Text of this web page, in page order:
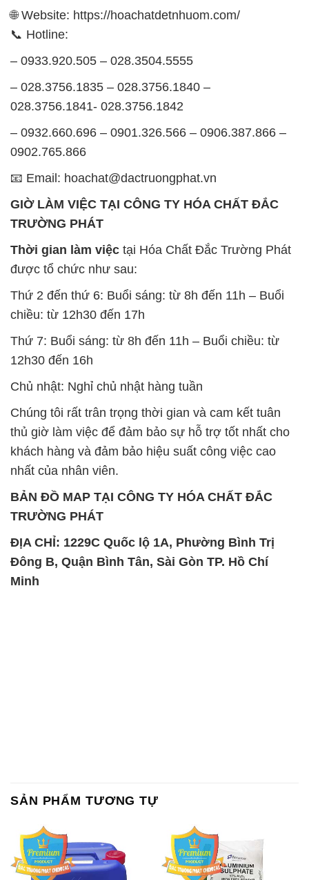
🌐 Website: https://hoachatdetnhuom.com/
📞 Hotline:
– 0933.920.505 – 028.3504.5555
– 028.3756.1835 – 028.3756.1840 –
028.3756.1841- 028.3756.1842
– 0932.660.696 – 0901.326.566 – 0906.387.866 –
0902.765.866
📧 Email: hoachat@dactruongphat.vn
GIỜ LÀM VIỆC TẠI CÔNG TY HÓA CHẤT ĐẮC
TRƯỜNG PHÁT
Thời gian làm việc tại Hóa Chất Đắc Trường Phát
được tổ chức như sau:
Thứ 2 đến thứ 6: Buổi sáng: từ 8h đến 11h – Buổi
chiều: từ 12h30 đến 17h
Thứ 7: Buổi sáng: từ 8h đến 11h – Buổi chiều: từ
12h30 đến 16h
Chủ nhật: Nghỉ chủ nhật hàng tuần
Chúng tôi rất trân trọng thời gian và cam kết tuân
thủ giờ làm việc để đảm bảo sự hỗ trợ tốt nhất cho
khách hàng và đảm bảo hiệu suất công việc cao
nhất của nhân viên.
BẢN ĐỒ MAP TẠI CÔNG TY HÓA CHẤT ĐẮC
TRƯỜNG PHÁT
ĐỊA CHỈ: 1229C Quốc lộ 1A, Phường Bình Trị
Đông B, Quận Bình Tân, Sài Gòn TP. Hồ Chí
Minh
SẢN PHẨM TƯƠNG TỰ